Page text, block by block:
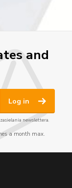
and
Log in
newslettera.
a month max.